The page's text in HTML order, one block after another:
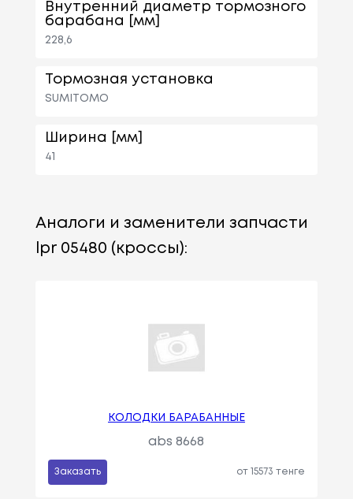
Внутренний диаметр тормозного
барабана [мм]
228,6
Тормозная установка
SUMITOMO
Ширина [мм]
41
Аналоги и заменители запчасти
lpr 05480 (кроссы):
КОЛОДКИ БАРАБАННЫЕ
abs 8668
Заказать от 15573 тенге